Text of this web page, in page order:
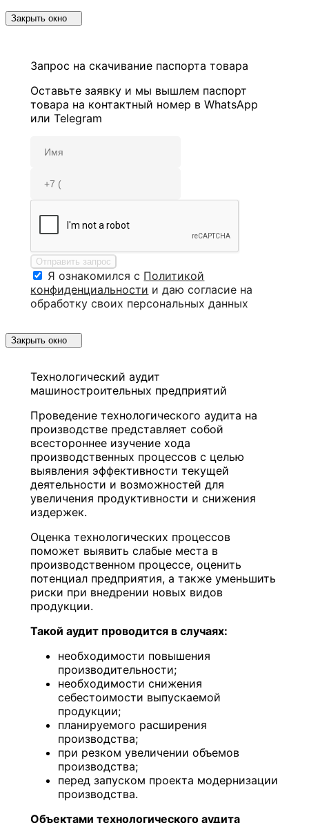
Закрыть окно
Запрос на скачивание паспорта товара
Оставьте заявку и мы вышлем паспорт
товара на контактный номер в WhatsApp
или Telegram
Отправить запрос
Я ознакомился с Политикой
конфиденциальности и даю согласие на
обработку своих персональных данных
Закрыть окно
Технологический аудит
машиностроительных предприятий
Проведение технологического аудита на
производстве представляет собой
всестороннее изучение хода
производственных процессов с целью
выявления эффективности текущей
деятельности и возможностей для
увеличения продуктивности и снижения
издержек.
Оценка технологических процессов
поможет выявить слабые места в
производственном процессе, оценить
потенциал предприятия, а также уменьшить
риски при внедрении новых видов
продукции.
Такой аудит проводится в случаях:
необходимости повышения
производительности;
необходимости снижения
себестоимости выпускаемой
продукции;
планируемого расширения
производства;
при резком увеличении объемов
производства;
перед запуском проекта модернизации
производства.
Объектами технологического аудита